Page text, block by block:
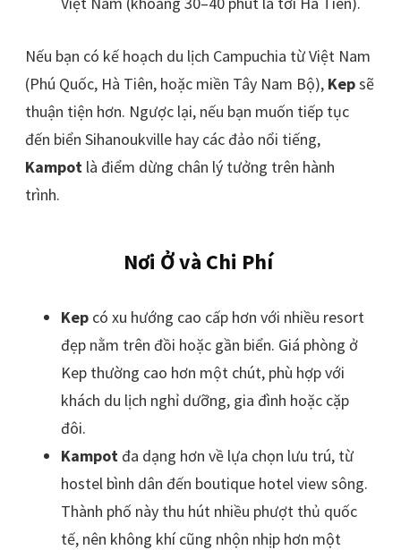
Nếu bạn có kế hoạch du lịch Campuchia từ Việt Nam
(Phú Quốc, Hà Tiên, hoặc miền Tây Nam Bộ), Kepsẽ
thuận tiện hơn. Ngược lại, nếu bạn muốn tiếp tục
đến biển Sihanoukville hay các đảo nổi tiếng,
Kampot là điểm dừng chân lý tưởng trên hành
trình.
Nơi Ở và Chi Phí
Kep có xu hướng cao cấp hơn với nhiều resort
đẹp nằm trên đồi hoặc gần biển. Giá phòng ở
Kep thường cao hơn một chút, phù hợp với
khách du lịch nghỉ dưỡng, gia đình hoặc cặp
đôi.
Kampot đa dạng hơn về lựa chọn lưu trú, từ
hostel bình dân đến boutique hotel view sông.
Thành phố này thu hút nhiều phượt thủ quốc
tế, nên không khí cũng nhộn nhịp hơn một